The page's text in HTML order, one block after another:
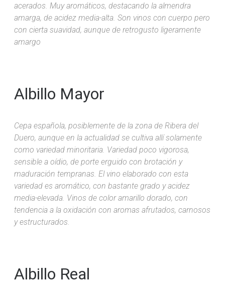
acerados. Muy aromáticos, destacando la almendra
amarga, de acidez media-alta. Son vinos con cuerpo pero
con cierta suavidad, aunque de retrogusto ligeramente
amargo
Albillo Mayor
Cepa española, posiblemente de la zona de Ribera del
Duero, aunque en la actualidad se cultiva allí solamente
como variedad minoritaria. Variedad poco vigorosa,
sensible a oídio, de porte erguido con brotación y
maduración tempranas. El vino elaborado con esta
variedad es aromático, con bastante grado y acidez
media-elevada. Vinos de color amarillo dorado, con
tendencia a la oxidación con aromas afrutados, carnosos
y estructurados.
Albillo Real